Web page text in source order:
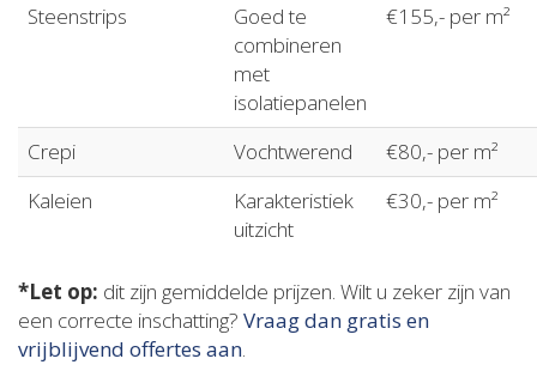
Steenstrips
Goed te
combineren
met
isolatiepanelen
€155,- per m²
Crepi Vochtwerend
€80,- per m²
Kaleien
Karakteristiek
uitzicht
€30,- per m²
*Let op: dit zijn gemiddelde prijzen. Wilt u zeker zijn van
een correcte inschatting? Vraag dan gratis en
vrijblijvend offertes aan.